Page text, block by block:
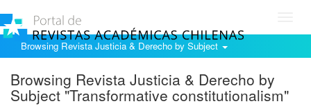
Browsing Revista Justicia & Derecho by Subject
Browsing Revista Justicia & Derecho by
Subject "Transformative constitutionalism"